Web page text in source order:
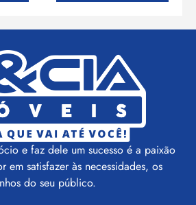
e faz dele um sucesso é a paixão
em satisfazer às necessidades, os
do seu público.